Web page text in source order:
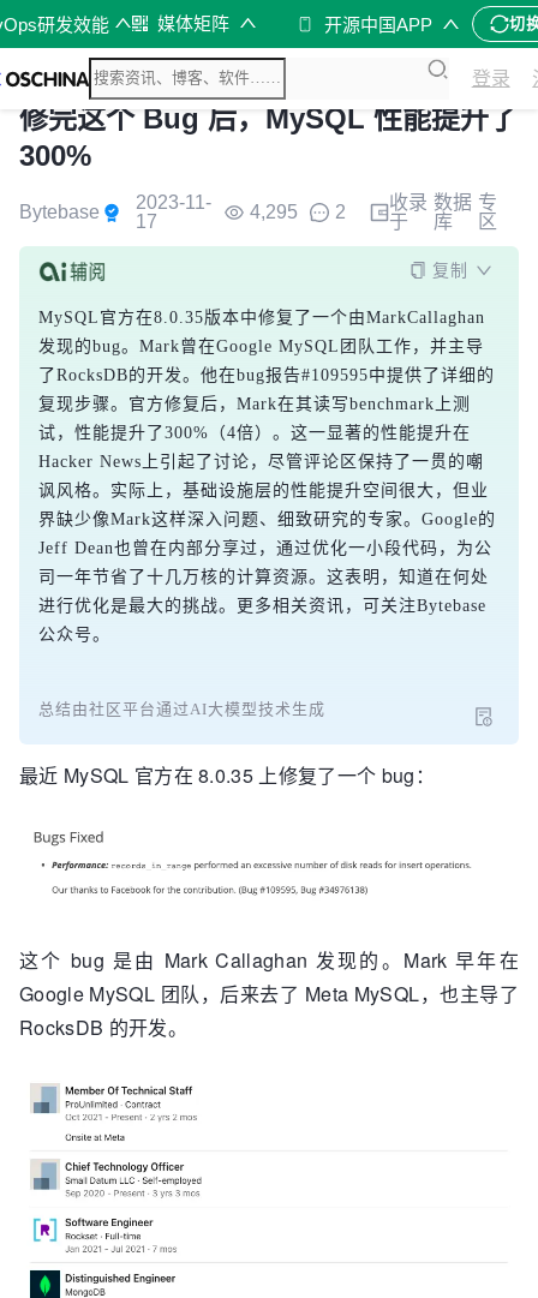
研发效能 媒体矩阵 开源中国APP 切
登录
修完这个 Bug 后，MySQL 性能提升了
300%
Bytebase
2023-11-
17
4,295 2
收录
于
数据
库
专
区
复制
MySQL官方在8.0.35版本中修复了一个由MarkCallaghan
发现的bug。Mark曾在Google MySQL团队工作，并主导
了RocksDB的开发。他在bug报告#109595中提供了详细的
复现步骤。官方修复后，Mark在其读写benchmark上测
试，性能提升了300%（4倍）。这一显著的性能提升在
Hacker News上引起了讨论，尽管评论区保持了一贯的嘲
讽风格。实际上，基础设施层的性能提升空间很大，但业
界缺少像Mark这样深入问题、细致研究的专家。Google的
Jeff Dean也曾在内部分享过，通过优化一小段代码，为公
司一年节省了十几万核的计算资源。这表明，知道在何处
进行优化是最大的挑战。更多相关资讯，可关注Bytebase
公众号。
总结由社区平台通过AI大模型技术生成
最近 MySQL 官方在 8.0.35 上修复了一个 bug：
这个 bug 是由 Mark Callaghan 发现的。Mark 早年在
Google MySQL 团队，后来去了 Meta MySQL，也主导了
RocksDB 的开发。